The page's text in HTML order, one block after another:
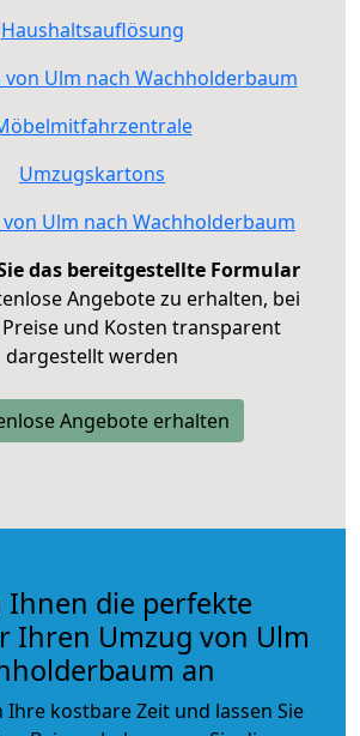
Haushaltsauflösung
von Ulm nach Wachholderbaum
Umzugskartons
Ulm nach Wachholderbaum
das bereitgestellte Formular
Angebote zu erhalten, bei
und Kosten transparent
dargestellt werden
Angebote erhalten
Ihnen die perfekte
Ihren Umzug von Ulm
an
Ihre kostbare Zeit und lassen Sie